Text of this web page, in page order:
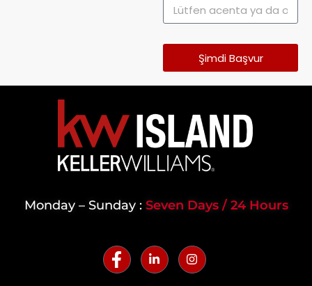
Şimdi Başvur
Monday – Sunday : Seven Days / 24 Hours